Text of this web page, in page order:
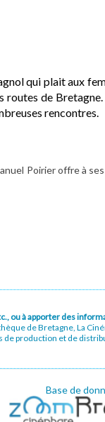
qui plait aux
routes de
rencontres.
Poirier offre à
ou à apporter des
de Bretagne, La
production et de
Base de